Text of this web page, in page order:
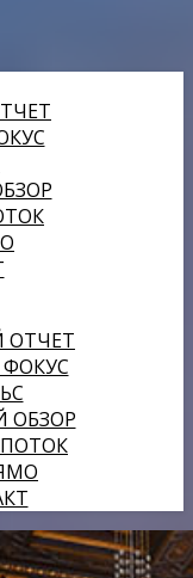
ОТЧЕТ
ОБЗОР